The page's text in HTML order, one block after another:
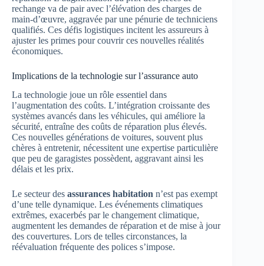
rechange va de pair avec l’élévation des charges de
main-d’œuvre, aggravée par une pénurie de techniciens
qualifiés. Ces défis logistiques incitent les assureurs à
ajuster les primes pour couvrir ces nouvelles réalités
économiques.
Implications de la technologie sur l’assurance auto
La technologie joue un rôle essentiel dans
l’augmentation des coûts. L’intégration croissante des
systèmes avancés dans les véhicules, qui améliore la
sécurité, entraîne des coûts de réparation plus élevés.
Ces nouvelles générations de voitures, souvent plus
chères à entretenir, nécessitent une expertise particulière
que peu de garagistes possèdent, aggravant ainsi les
délais et les prix.
Le secteur des assurances habitation n’est pas exempt
d’une telle dynamique. Les événements climatiques
extrêmes, exacerbés par le changement climatique,
augmentent les demandes de réparation et de mise à jour
des couvertures. Lors de telles circonstances, la
réévaluation fréquente des polices s’impose.